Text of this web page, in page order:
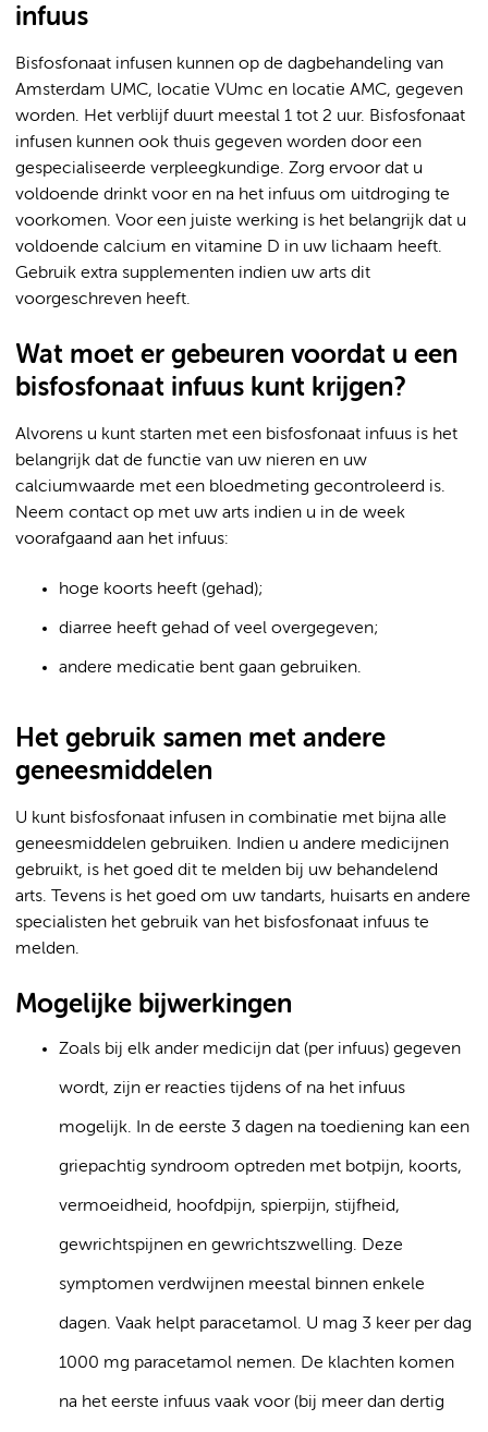
infuus
Bisfosfonaat infusen kunnen op de dagbehandeling van
Amsterdam UMC, locatie VUmc en locatie AMC, gegeven
worden. Het verblijf duurt meestal 1 tot 2 uur. Bisfosfonaat
infusen kunnen ook thuis gegeven worden door een
gespecialiseerde verpleegkundige. Zorg ervoor dat u
voldoende drinkt voor en na het infuus om uitdroging te
voorkomen. Voor een juiste werking is het belangrijk dat u
voldoende calcium en vitamine D in uw lichaam heeft.
Gebruik extra supplementen indien uw arts dit
voorgeschreven heeft.
Wat moet er gebeuren voordat u een
bisfosfonaat infuus kunt krijgen?
Alvorens u kunt starten met een bisfosfonaat infuus is het
belangrijk dat de functie van uw nieren en uw
calciumwaarde met een bloedmeting gecontroleerd is.
Neem contact op met uw arts indien u in de week
voorafgaand aan het infuus:
hoge koorts heeft (gehad);
diarree heeft gehad of veel overgegeven;
andere medicatie bent gaan gebruiken.
Het gebruik samen met andere
geneesmiddelen
U kunt bisfosfonaat infusen in combinatie met bijna alle
geneesmiddelen gebruiken. Indien u andere medicijnen
gebruikt, is het goed dit te melden bij uw behandelend
arts. Tevens is het goed om uw tandarts, huisarts en andere
specialisten het gebruik van het bisfosfonaat infuus te
melden.
Mogelijke bijwerkingen
Zoals bij elk ander medicijn dat (per infuus) gegeven
wordt, zijn er reacties tijdens of na het infuus
mogelijk. In de eerste 3 dagen na toediening kan een
griepachtig syndroom optreden met botpijn, koorts,
vermoeidheid, hoofdpijn, spierpijn, stijfheid,
gewrichtspijnen en gewrichtszwelling. Deze
symptomen verdwijnen meestal binnen enkele
dagen. Vaak helpt paracetamol. U mag 3 keer per dag
1000 mg paracetamol nemen. De klachten komen
na het eerste infuus vaak voor (bij meer dan dertig